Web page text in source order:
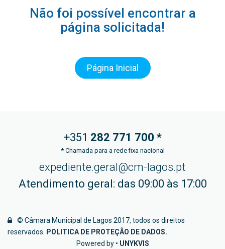
Não foi possível encontrar a
página solicitada!
Página Inicial
+351 282 771 700 *
*Chamada para a rede fixa nacional
expediente.geral@cm-lagos.pt
Atendimento geral: das 09:00 às 17:00
© Câmara Municipal de Lagos 2017, todos os direitos
reservados.
POLITICA DE PROTEÇÃO DE DADOS.
Powered by • UNYKVIS